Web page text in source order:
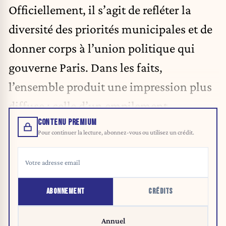
Officiellement, il s’agit de refléter la
diversité des priorités municipales et de
donner corps à l’union politique qui
gouverne Paris. Dans les faits,
l’ensemble produit une impression plus
diffuse : celle d’un empilement.
CONTENU PREMIUM
Pour continuer la lecture, abonnez-vous ou utilisez un crédit.
ABONNEMENT CRÉDITS
Annuel